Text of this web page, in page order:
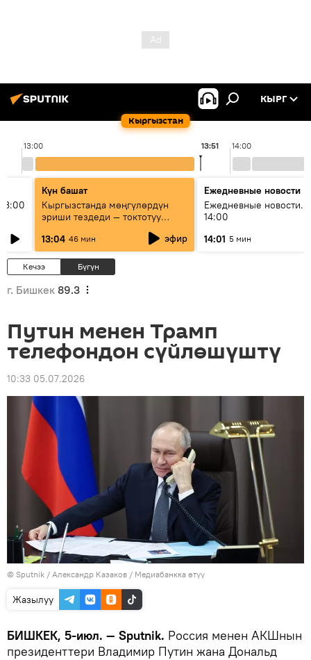
Кыргызстан
КЫРГ
13:00 14:00
13:51
Күн башат
Кыргызстанда мөңгүлөрдүн
эриши тездеди — токтотуу
13:04 46 мин эфир
Ежедневные новости
Ежедневные новости.
14:00
14:01 5 мин
Кечээ Бүгүн
г. Бишкек 89.3
Путин менен Трамп
телефондон сүйлөшүштү
10:33 05.07.2026
© Sputnik / Александр Казаков / Медиабанкка өтүү
Жазылуу
БИШКЕК, 5-июл. — Sputnik. Россия менен АКШнын
президенттери Владимир Путин жана Дональд